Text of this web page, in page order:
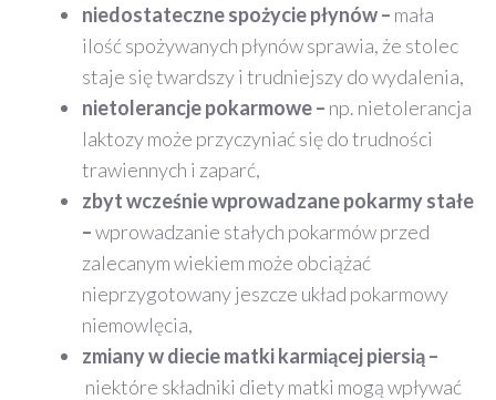
niedostateczne spożycie płynów – mała
ilość spożywanych płynów sprawia, że stolec
staje się twardszy i trudniejszy do wydalenia,
nietolerancje pokarmowe – np. nietolerancja
laktozy może przyczyniać się do trudności
trawiennych i zaparć,
zbyt wcześnie wprowadzane pokarmy stałe
–wprowadzanie stałych pokarmów przed
zalecanym wiekiem może obciążać
nieprzygotowany jeszcze układ pokarmowy
niemowlęcia,
zmiany w diecie matki karmiącej piersią –
niektóre składniki diety matki mogą wpływać